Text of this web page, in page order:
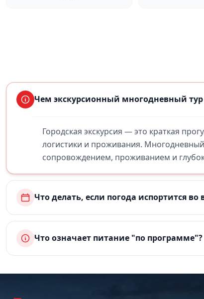
Чем экскурсионный многодневный тур
Городская экскурсия — это краткая
логистики и проживания.
сопровождением, проживанием и
Что делать, если погода испортится во
Что означает питание "по программе"?